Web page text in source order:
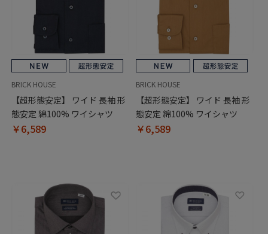
BRICK HOUSE
【超形態安定】 ワイド 長袖 形
態安定 綿100% ワイシャツ
￥6,589
BRICK HOUSE
【超形態安定】 ワイド 長袖 形
態安定 綿100% ワイシャツ
￥6,589